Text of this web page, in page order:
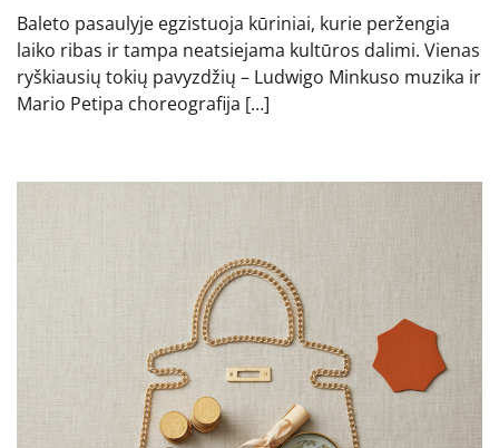
Baleto pasaulyje egzistuoja kūriniai, kurie peržengia
laiko ribas ir tampa neatsiejama kultūros dalimi. Vienas
ryškiausių tokių pavyzdžių – Ludwigo Minkuso muzika ir
Mario Petipa choreografija […]